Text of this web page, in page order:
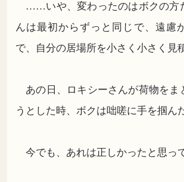
……いや、変わったのはボクの方
んは最初からずっと同じで、遠慮
で、自分の居場所を小さく小さく見
あの日、ロキシーさんが荷物をま
うとした時、ボクは咄嗟に手を掴ん
今でも、あれは正しかったと思っ